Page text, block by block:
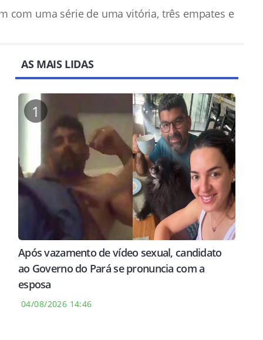
com uma série de uma vitória, três empates e
AS MAIS LIDAS
1
Após vazamento de vídeo sexual, candidato
ao Governo do Pará se pronuncia com a
esposa
04/08/2026 14:46